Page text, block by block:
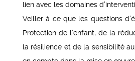
lien avec les domaines
Veiller à ce que les questions
Protection de l’enfant, de la
la résilience et de la sensibilité